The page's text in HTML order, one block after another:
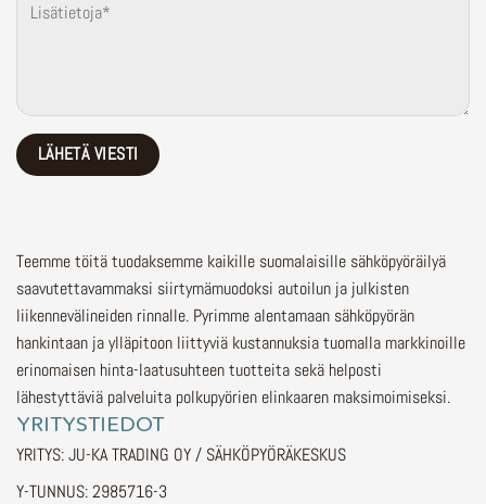
Teemme töitä tuodaksemme kaikille suomalaisille sähköpyöräilyä
saavutettavammaksi siirtymämuodoksi autoilun ja julkisten
liikennevälineiden rinnalle. Pyrimme alentamaan sähköpyörän
hankintaan ja ylläpitoon liittyviä kustannuksia tuomalla markkinoille
erinomaisen hinta-laatusuhteen tuotteita sekä helposti
lähestyttäviä palveluita polkupyörien elinkaaren maksimoimiseksi.
YRITYSTIEDOT
YRITYS: JU-KA TRADING OY / SÄHKÖPYÖRÄKESKUS
Y-TUNNUS: 2985716-3